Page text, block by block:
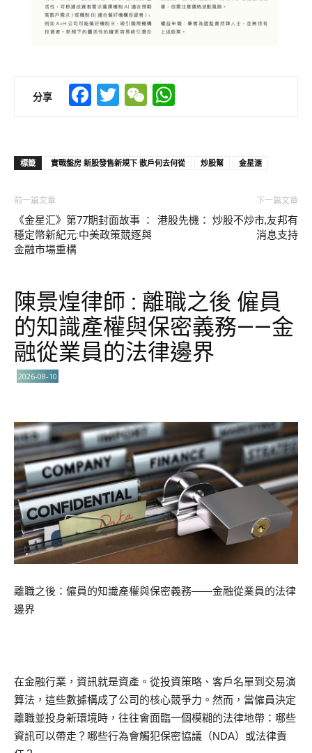
分享 Facebook
TwitterWeChat
標籤 實戰盤房 新股發售新規下 散戶何去何從 炒股幫 金星滙
前一篇文章
《金星汇》第77期封面故事 ：
穩定幣新紀元:中美政策競逐與
金融市場重構
下一篇文章
港股先機： 炒股不炒市,友邦有
消息支持
陳景煌律師 : 離職之後 僱員
的知識產權與保密義務——金
融從業員的法律邊界
2026-08-10
離職之後：僱員的知識產權與保密義務——金融從業員的法律
邊界
在金融行業，資訊就是資產。從投資策略、客戶名單到交易演
算法，這些數據構成了公司的核心競爭力。然而，當僱員決定
離職並投身新環境時，往往會面臨一個模糊的法律地帶：哪些
資訊可以帶走？哪些行為會觸犯保密協議（NDA）或法律責